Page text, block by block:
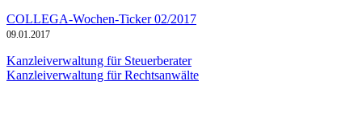
COLLEGA-Wochen-Ticker 02/2017
09.01.2017
Kanzleiverwaltung für Steuerberater
Kanzleiverwaltung für Rechtsanwälte